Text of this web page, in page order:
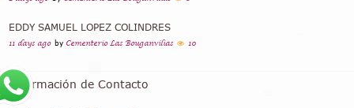
EDDY SAMUEL LOPEZ COLINDRES
11 days ago by Cementerio Las Bouganvilias 10
Información de Contacto